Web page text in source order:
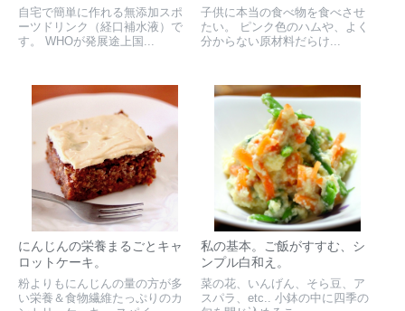
自宅で簡単に作れる無添加スポ
ーツドリンク（経口補水液）で
す。 WHOが発展途上国...
子供に本当の食べ物を食べさせ
たい。 ピンク色のハムや、よく
分からない原材料だらけ...
にんじんの栄養まるごとキャ
ロットケーキ。
粉よりもにんじんの量の方が多
い栄養＆食物繊維たっぷりのカ
私の基本。ご飯がすすむ、シ
ンプル白和え。
菜の花、いんげん、そら豆、ア
スパラ、etc.. 小鉢の中に四季の